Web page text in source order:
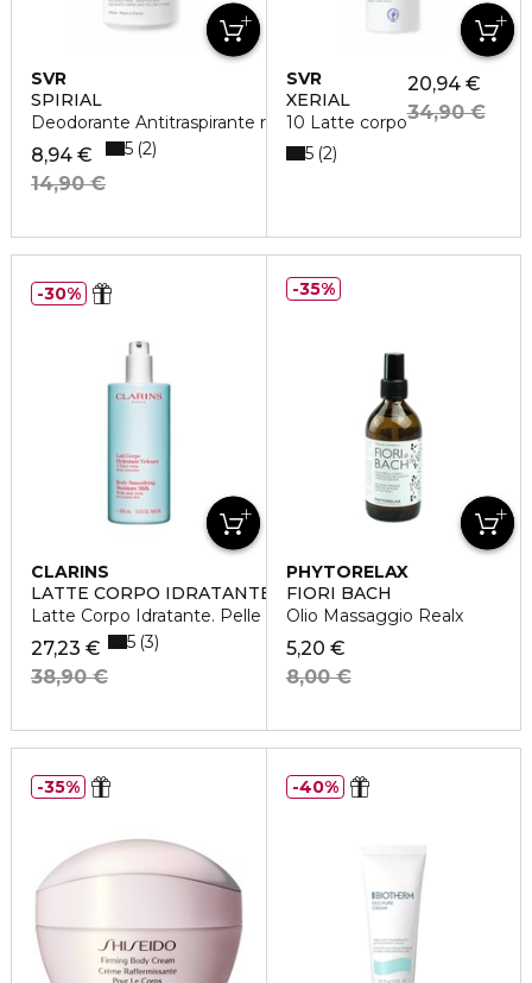
SVR
SPIRIAL
Deodorante Antitraspirante roll-on
8,94 €
14,90 €
5 2
SVR
XERIAL
10 Latte corpo
20,94 €
34,90 €
5 2
CLARINS
LATTE CORPO IDRATANTE VELLUTATO
Latte Corpo Idratante. Pelle normale
27,23 €
38,90 €
5 3
30%
PHYTORELAX
FIORI BACH
Olio Massaggio Realx
5,20 €
8,00 €
35%
35% 40%